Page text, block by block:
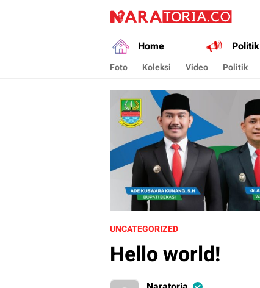
naratoria.co
Narasikan Fakta dan Data
Home Politik
Foto Koleksi Video Politik
UNCATEGORIZED
Hello world!